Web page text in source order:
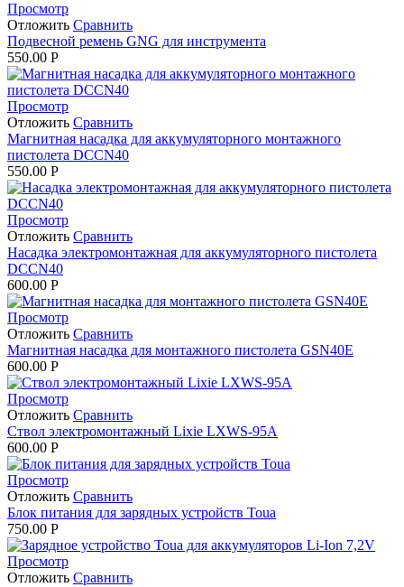
Просмотр
Отложить Сравнить
Подвесной ремень GNG для инструмента
550.00 Р
Просмотр
Отложить Сравнить
Магнитная насадка для аккумуляторного монтажного
пистолета DCCN40
550.00 Р
Просмотр
Отложить Сравнить
Насадка электромонтажная для аккумуляторного пистолета
DCCN40
600.00 Р
Просмотр
Отложить Сравнить
Магнитная насадка для монтажного пистолета GSN40E
600.00 Р
Просмотр
Отложить Сравнить
Cтвол электромонтажный Lixie LXWS-95A
600.00 Р
Просмотр
Отложить Сравнить
Блок питания для зарядных устройств Toua
750.00 Р
Просмотр
Отложить Сравнить